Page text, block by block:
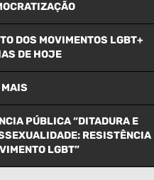
DOS MOVIMENTOS LGBT+
DE HOJE
PÚBLICA “DITADURA E
RESISTÊNCIA
LGBT”